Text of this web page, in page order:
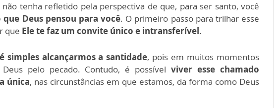
não tenha refletido pela perspectiva de que, para ser santo, você
Deus pensou para você. O primeiro passo para trilhar esse
que Ele te faz um convite único e intransferível.
simples alcançarmos a santidade, pois em muitos momentos
pelo pecado. Contudo, é possívelviver esse chamado
única, nas circunstâncias em que estamos, da forma como Deus